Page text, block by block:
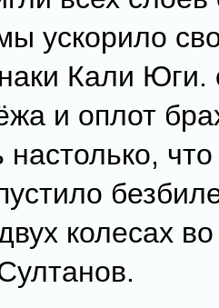
ускорило
Кали Юги.
и оплот
что
колесах